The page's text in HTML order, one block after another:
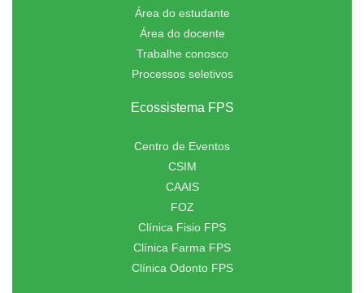
Área do estudante
Área do docente
Trabalhe conosco
Processos seletivos
Ecossistema FPS
Centro de Eventos
CSIM
CAAIS
FOZ
Clínica Fisio FPS
Clínica Farma FPS
Clínica Odonto FPS